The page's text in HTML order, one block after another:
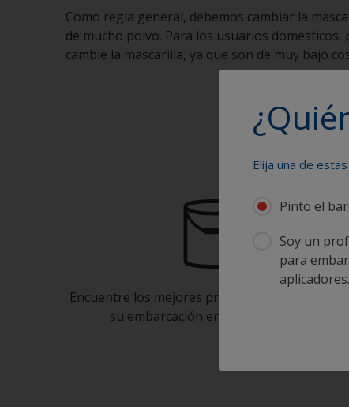
Como regla general, debemos cambiar la
de mucho polvo. Para los usuarios
cambie la mascarilla, ya que son de muy bajo
Elija una de
Pinto el
Soy un
para
aplicadores.
Encuentre los mejores productos para
su embarcación en perfecto estado